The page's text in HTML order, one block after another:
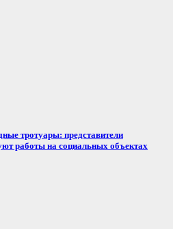
тротуары: представители
работы на социальных объектах